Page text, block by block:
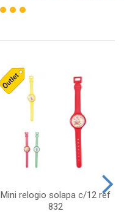
Mini relogio solapa c/12 ref
832